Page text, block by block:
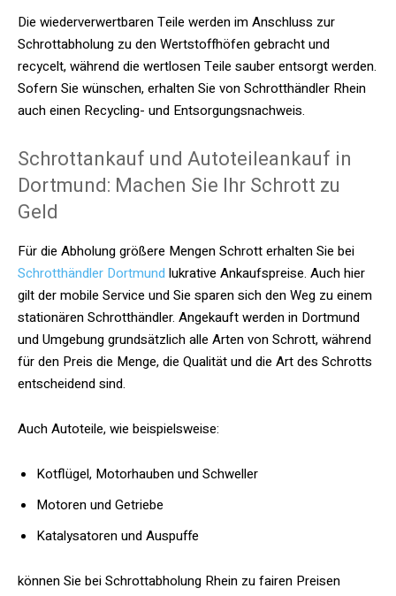
Die wiederverwertbaren Teile werden im Anschluss zur
Schrottabholung zu den Wertstoffhöfen gebracht und
recycelt, während die wertlosen Teile sauber entsorgt werden.
Sofern Sie wünschen, erhalten Sie von Schrotthändler Rhein
auch einen Recycling- und Entsorgungsnachweis.
Schrottankauf und Autoteileankauf in
Dortmund: Machen Sie Ihr Schrott zu
Geld
Für die Abholung größere Mengen Schrott erhalten Sie bei
Schrotthändler Dortmund lukrative Ankaufspreise. Auch hier
gilt der mobile Service und Sie sparen sich den Weg zu einem
stationären Schrotthändler. Angekauft werden in Dortmund
und Umgebung grundsätzlich alle Arten von Schrott, während
für den Preis die Menge, die Qualität und die Art des Schrotts
entscheidend sind.
Auch Autoteile, wie beispielsweise:
Kotflügel, Motorhauben und Schweller
Motoren und Getriebe
Katalysatoren und Auspuffe
können Sie bei Schrottabholung Rhein zu fairen Preisen